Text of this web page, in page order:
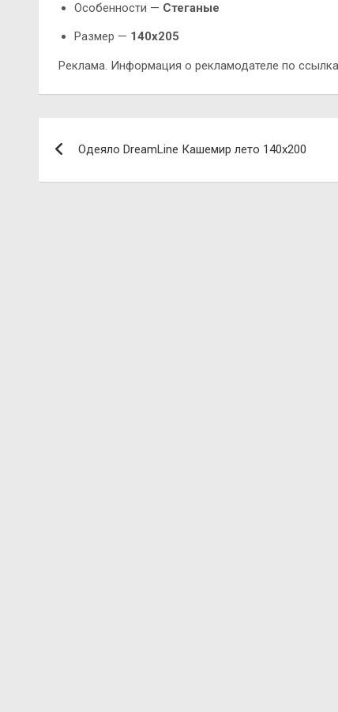
Особенности — Стеганые
Размер — 140х205
Реклама. Информация о рекламодателе по
по
Одеяло DreamLine Кашемир лето 140х200